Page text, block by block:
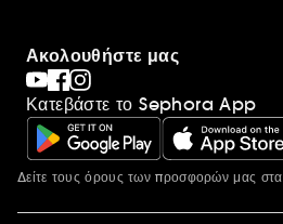
Ακολουθήστε μας
Κατεβάστε το Sephora App
Περισσότερες πληροφορίες
Δείτε τους όρους των προσφορών μας στα